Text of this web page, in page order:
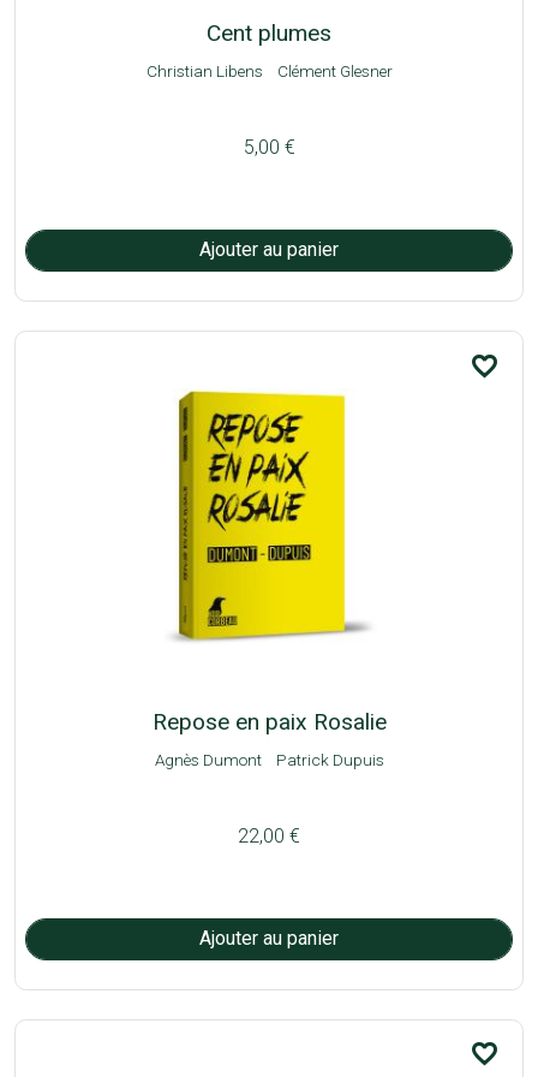
Cent plumes
Christian Libens Clément Glesner
5,00 €
favorite_border
Repose en paix Rosalie
Agnès Dumont Patrick Dupuis
22,00 €
favorite_border